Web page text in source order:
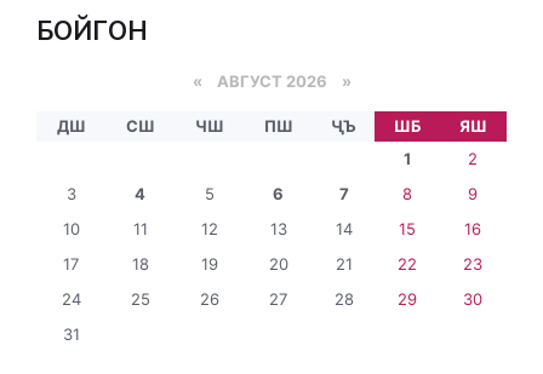
БОЙГОНӢ
« АВГУСТ 2026 »
ДШ СШ ЧШ ПШ ҶЪ ШБ
ЯШ
1
2
3
4 5 6 7 8
9
10
11 12 13 14 15
16
17
18 19 20 21 22
23
24
25 26 27 28 29
30
31